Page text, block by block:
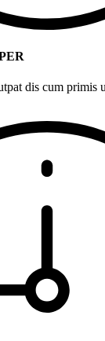
dis cum primis